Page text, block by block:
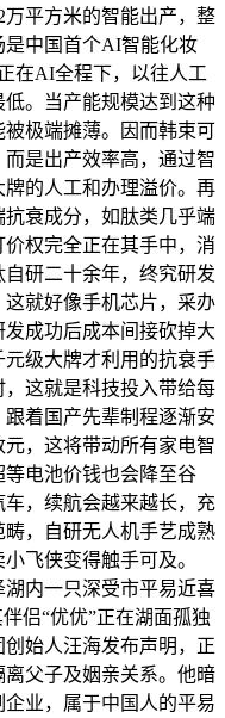
平方米的智能出产，整
是中国首个AI智能化妆
在AI全程下，以往人工
。当产能规模达到这种
极端摊薄。因而韩束可
是出产效率高，通过智
的人工和办理溢价。再
衰成分，如肽类几乎端
权完全正在其手中，消
研二十余年，终究研发
就好像手机芯片，采办
成功后成本间接砍掉大
级大牌才利用的抗衰手
这就是科技投入带给每
着国产先辈制程逐渐安
，这将带动所有家电智
电池价钱也会降至谷
，续航会越来越长，充
，自研无人机手艺成熟
飞侠变得触手可及。
湖内一只深受市平易近喜
侣“优优”正在湖面孤独
始人汪海发布声明，正
父子及姻亲关系。他暗
业，属于中国人的平易